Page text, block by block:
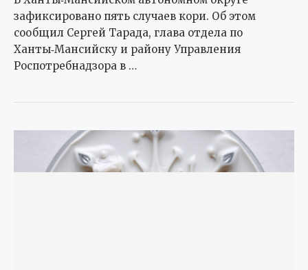
зафиксировано пять случаев кори. Об этом
сообщил Сергей Тарада, глава отдела по
Ханты‑Мансийску и району Управления
Роспотребнадзора в …